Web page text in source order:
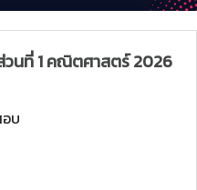
วนที่ 1 คณิตศาสตร์ 2026
บ